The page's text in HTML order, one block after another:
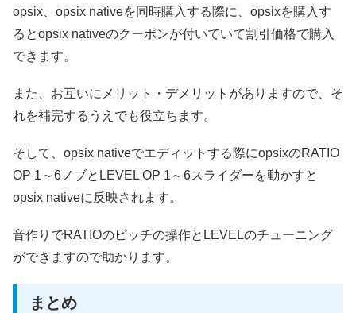
opsix、opsix nativeを同時購入する際に、opsixを購入す
るとopsix nativeのクーポンが付いていて割引価格で購入
できます。
また、お互いにメリット・デメリットがありますので、そ
れを補完するうえでも役立ちます。
そして、opsix nativeでエディットする際にopsixのRATIO
OP 1～6ノブとLEVEL OP 1～6スライダーを動かすと
opsix nativeに反映されます。
音作りでRATIOのピッチの操作とLEVELのチューニング
ができますので助かります。
まとめ